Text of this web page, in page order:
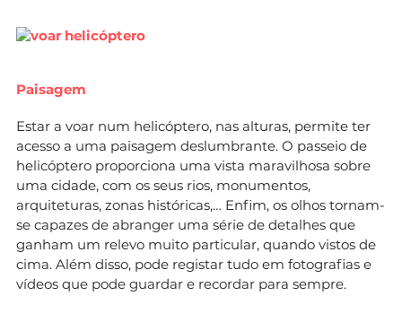
Paisagem
Estar a voar num helicóptero, nas alturas, permite ter
acesso a uma paisagem deslumbrante. O passeio de
helicóptero proporciona uma vista maravilhosa sobre
uma cidade, com os seus rios, monumentos,
arquiteturas, zonas históricas,… Enfim, os olhos tornam-
se capazes de abranger uma série de detalhes que
ganham um relevo muito particular, quando vistos de
cima. Além disso, pode registar tudo em fotografias e
vídeos que pode guardar e recordar para sempre.